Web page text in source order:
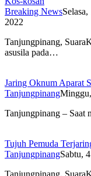
Breaking News
2022
Tanjungpinang,
asusila pada…
Jaring Oknum Aparat
Tanjungpinang
Tanjungpinang –
Tujuh Pemuda
TanjungpinangSabtu,